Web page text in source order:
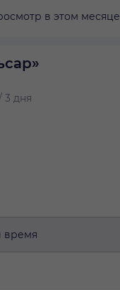
в этом месяце
3 дня
время